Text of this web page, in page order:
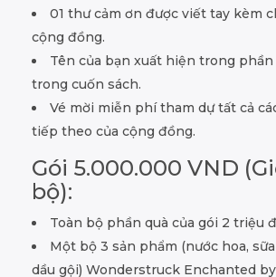
01 thư cảm ơn được viết tay kèm
cộng đồng.
Tên của bạn xuất hiện trong phần
trong cuốn sách.
Vé mời miễn phí tham dự tất cả
tiếp theo của cộng đồng.
Gói 5.000.000 VND
bộ):
Toàn bộ phần quà của gói 2 triệu
Một bộ 3 sản phẩm (nước hoa,
dầu gội) Wonderstruck Enchanted